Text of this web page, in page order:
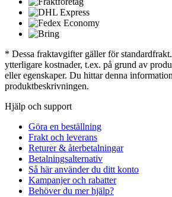
* Dessa fraktavgifter gäller för
ytterligare kostnader, t.ex. på grund av
eller egenskaper. Du hittar denna
produktbeskrivningen.
Hjälp och support
Göra en beställning
Frakt och leverans
Returer & återbetalningar
Betalningsalternativ
Så här använder du ditt konto
Kampanjer och rabatter
Behöver du mer hjälp?